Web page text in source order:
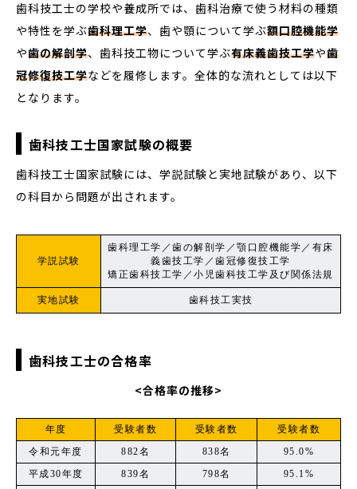
歯科技工士の学校や養成所では、歯科治療で使う材料の種類
や特性を学ぶ歯科理工学、歯や顎について学ぶ額口腔機能学
や歯の解剖学、歯科技工物について学ぶ有床義歯技工学や歯
冠修復技工学などを履修します。全体的な流れとしては以下
となります。
歯科技工士国家試験の概要
歯科技工士国家試験には、学説試験と実地試験があり、以下
の科目から問題が出されます。
学説試験
歯科理工学／歯の解剖学／顎口腔機能学／有床
義歯技工学／歯冠修復技工学
矯正歯科技工学／小児歯科技工学及び関係法規
実地試験 歯科技工実技
歯科技工士の合格率
<合格率の推移>
年度 受験者数 受験者数
受験者数
令和元年度
882名 838名
95.0%
平成30年度
839名 798名
95.1%